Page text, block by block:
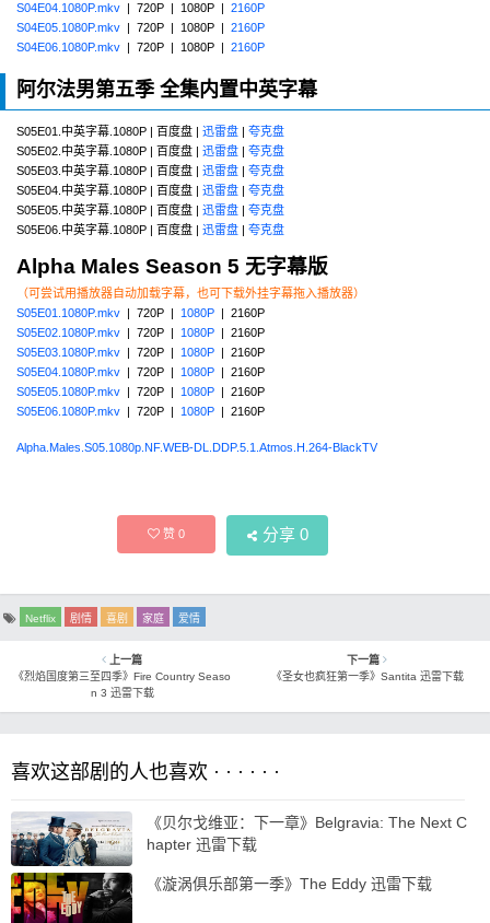
S04E04.1080P.mkv | 720P | 1080P | 2160P
S04E05.1080P.mkv | 720P | 1080P | 2160P
S04E06.1080P.mkv | 720P | 1080P | 2160P
阿尔法男第五季 全集内置中英字幕
S05E01.中英字幕.1080P | 百度盘 | 迅雷盘
夸克盘
S05E02.中英字幕.1080P | 百度盘 | 迅雷盘
夸克盘
S05E03.中英字幕.1080P | 百度盘 | 迅雷盘
夸克盘
S05E04.中英字幕.1080P | 百度盘 | 迅雷盘
夸克盘
S05E05.中英字幕.1080P | 百度盘 | 迅雷盘
夸克盘
S05E06.中英字幕.1080P | 百度盘 | 迅雷盘 夸克盘
Alpha Males Season 5 无字幕版
（可尝试用播放器自动加载字幕，也可下载外挂字幕拖入播放器）
S05E01.1080P.mkv | 720P | 1080P | 2160P
S05E02.1080P.mkv | 720P | 1080P | 2160P
S05E03.1080P.mkv | 720P | 1080P | 2160P
S05E04.1080P.mkv | 720P | 1080P | 2160P
S05E05.1080P.mkv | 720P | 1080P | 2160P
S05E06.1080P.mkv | 720P | 1080P | 2160P
Alpha.Males.S05.1080p.NF.WEB-DL.DDP.5.1.Atmos.H.264-BlackTV
赞0 分享 0
Netflix 剧情 喜剧 家庭 爱情
上一篇
《烈焰国度第三至四季》Fire Country Seaso
n 3 迅雷下载
下一篇
《圣女也疯狂第一季》Santita 迅雷下载
喜欢这部剧的人也喜欢 · · · · · ·
《贝尔戈维亚：下一章》Belgravia: The Next C
hapter 迅雷下载
《漩涡俱乐部第一季》The Eddy 迅雷下载